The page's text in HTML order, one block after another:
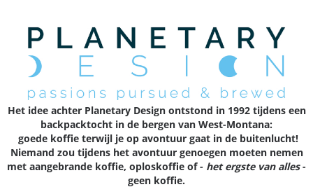
Het idee achter Planetary Designontstond in 1992 tijdens een
backpacktocht in de bergen van West-Montana:
goede koffieterwijl je op avontuur gaat in de buitenlucht!
Niemand zou tijdens het avontuur genoegen moeten nemen
met aangebrande koffie, oploskoffie of - het ergste van alles-
geen koffie.